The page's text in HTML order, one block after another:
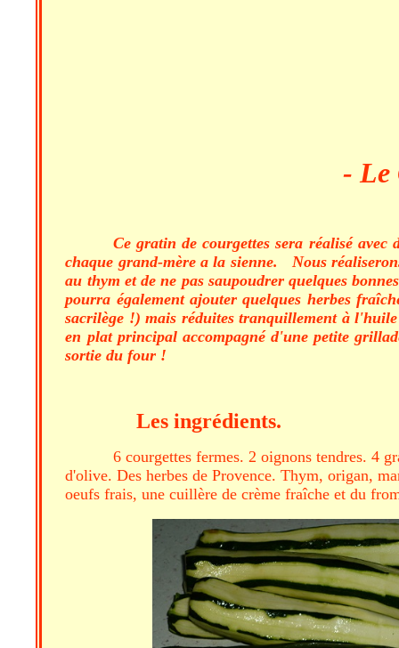
- Le
Ce gratin de courgettes sera réalisé
chaque grand-mère a la sienne. Nous
au thym et de ne pas saupoudrer quelques
pourra également ajouter quelques herbes
sacrilège !) mais réduites tranquillement à
en plat principal accompagné d'une petite
sortie du four !
Les ingrédients.
6 courgettes fermes. 2 oignons tendres. 4
d'olive. Des herbes de Provence. Thym, origan,
oeufs frais, une cuillère de crème fraîche et du